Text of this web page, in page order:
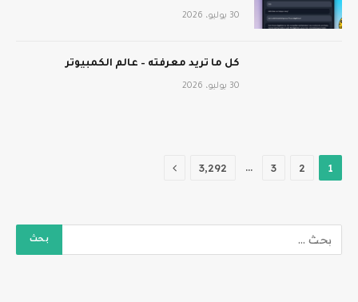
30 يوليو، 2026
كل ما تريد معرفته – عالم الكمبيوتر
30 يوليو، 2026
1
2
3
… 3٬292 التالي